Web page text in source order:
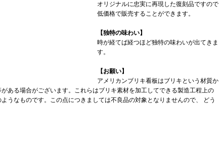
オリジナルに忠実に再現した復刻品ですので
低価格で販売することができます。
【独特の味わい】
時が経てば経つほど独特の味わいが出てきま
す。
【お願い】
アメリカンブリキ看板はブリキという材質か
ある場合がございます。これらはブリキ素材を加工してできる製造工程上の
うなものです。この点につきましては不良品の対象となりませんので、 どう